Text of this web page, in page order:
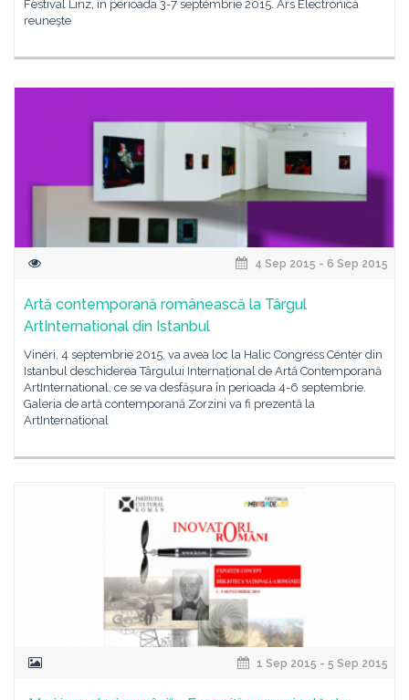
Festival Linz, în perioada 3-7 septembrie 2015. Ars Electronica
reuneşte
4 Sep 2015 - 6 Sep 2015
Artă contemporană românească la Târgul
ArtInternational din Istanbul
Vineri, 4 septembrie 2015, va avea loc la Halic Congress Center din
Istanbul deschiderea Târgului Internațional de Artă Contemporană
ArtInternational, ce se va desfășura în perioada 4-6 septembrie.
Galeria de artă contemporană Zorzini va fi prezentă la
ArtInternational
1 Sep 2015 - 5 Sep 2015